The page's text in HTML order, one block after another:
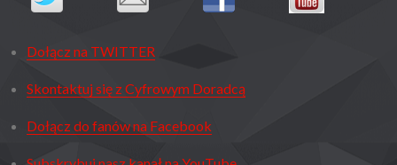
Dołącz na TWITTER
Skontaktuj się z Cyfrowym Doradcą
Dołącz do fanów na Facebook